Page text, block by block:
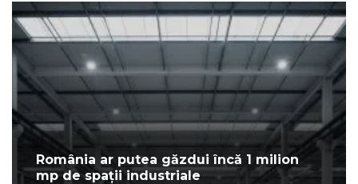
România ar putea găzdui încă 1 milion
mp de spații industriale